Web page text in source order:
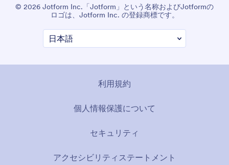
© 2026 Jotform Inc.「Jotform」という名称およびJotformの
ロゴは、Jotform Inc. の登録商標です。
利用規約
個人情報保護について
セキュリティ
アクセシビリティステートメント